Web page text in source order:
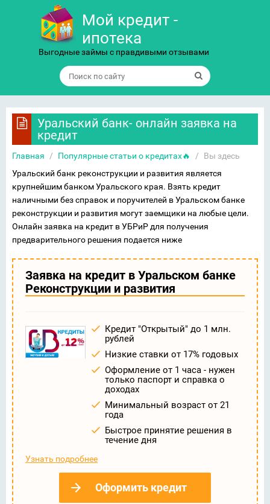
Мой кредит -
ипотека
Выгодные займы с правдивыми отзывами
Уральский банк- онлайн заявка на
кредит
Главная / Популярные статьи о кредитах🔥 /
Вы здесь
Уральский банк реконструкции и развития является
крупнейшим банком Уральского края. Взять кредит
наличными без справок и поручителей в Уральском банке
реконструкции и развития могут заемщики на любые цели.
Онлайн заявка на кредит в УБРиР для получения
предварительного решения подается ниже
Заявка на кредит в Уральском банке
Реконструкции и развития
Кредит "Открытый" до 1 млн.
рублей
Низкие ставки от 17% годовых
Оформление от 1 часа - нужен
только паспорт и справка о
доходах
Минимальный возраст от 21
года
Быстрое принятие решения в
течение дня
Узнать подробнее
Оформить кредит